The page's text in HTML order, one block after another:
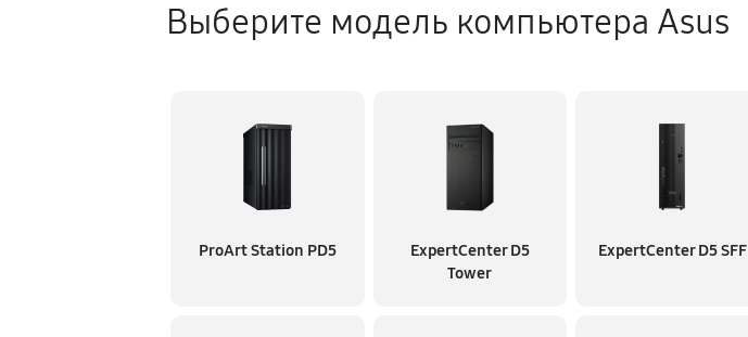
Выберите модель компьютера Asus
ProArt Station PD5
ExpertCenter D5
Tower
ExpertCenter D5 SFF